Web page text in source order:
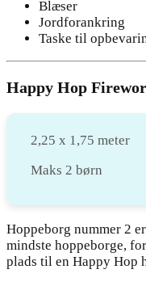
Blæser
Jordforankring
Taske til
Happy Hop
2,25 x 1,75 meter
Maks 2 børn
Hoppeborg nummer 2
mindste hoppeborge,
plads til en Happy Hop